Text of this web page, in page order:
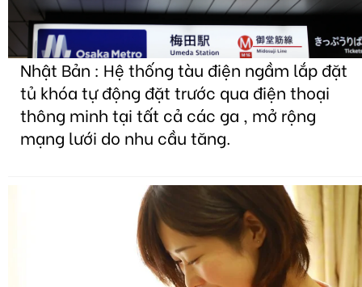
Nhật Bản : Hệ thống tàu điện ngầm lắp đặt
tủ khóa tự động đặt trước qua điện thoại
thông minh tại tất cả các ga , mở rộng
mạng lưới do nhu cầu tăng.